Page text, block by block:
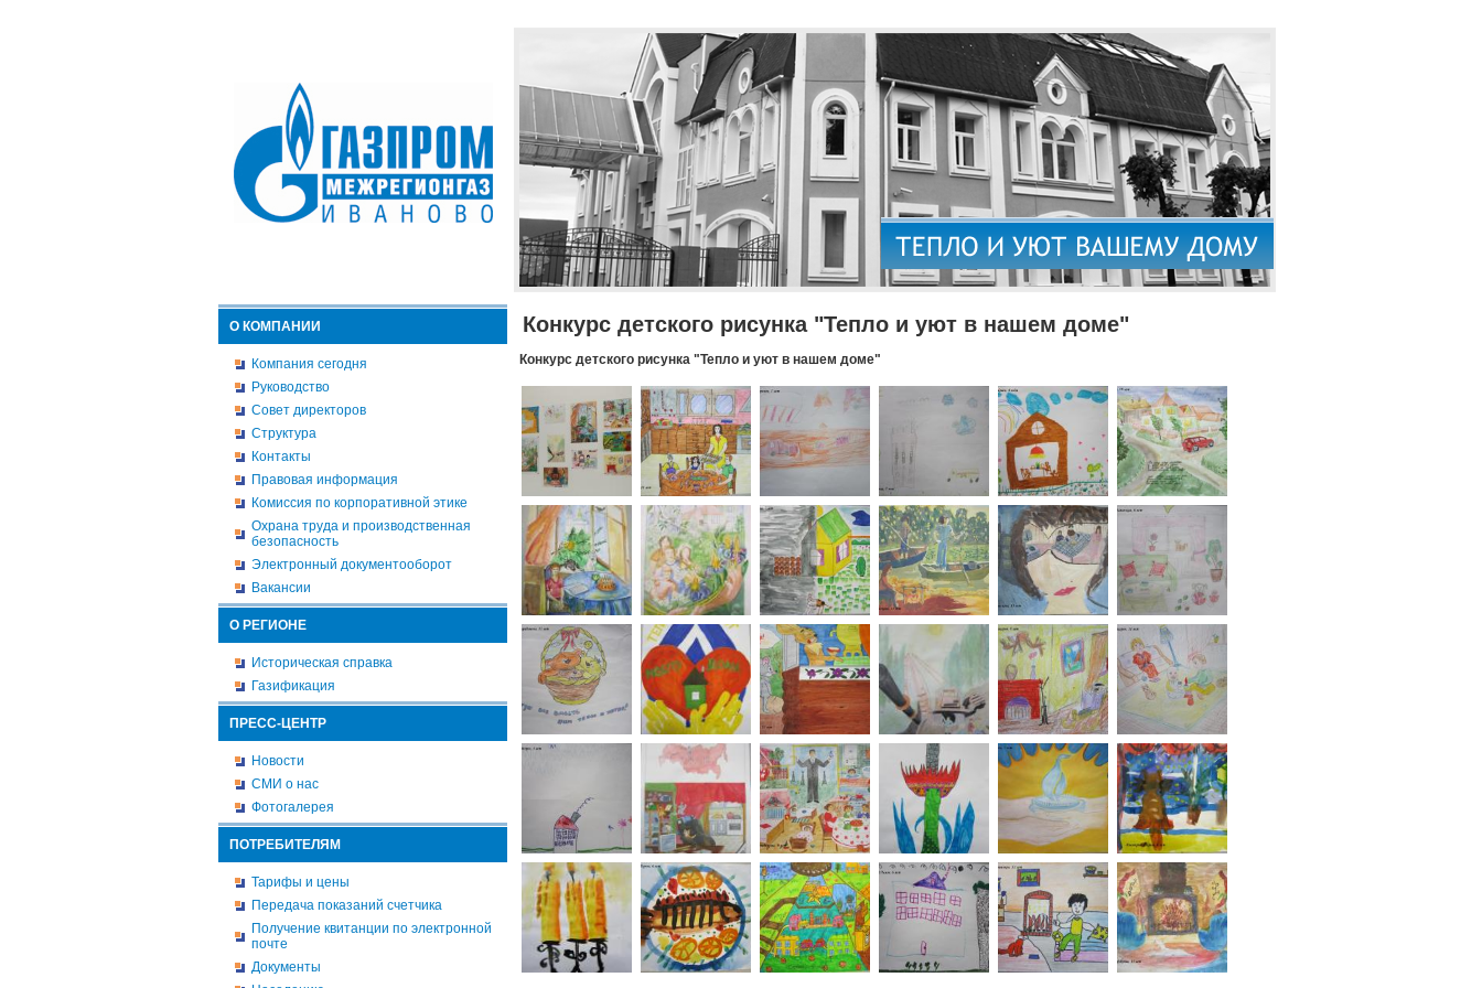
О КОМПАНИИ
Компания сегодня
Руководство
Совет директоров
Структура
Контакты
Правовая информация
Комиссия по корпоративной этике
Охрана труда и производственная
безопасность
Электронный документооборот
Вакансии
О РЕГИОНЕ
Историческая справка
Газификация
ПРЕСС-ЦЕНТР
Новости
СМИ о нас
Фотогалерея
ПОТРЕБИТЕЛЯМ
Тарифы и цены
Передача показаний счетчика
Получение квитанции по электронной
почте
Документы
Конкурс детского рисунка "Тепло и уют в нашем доме"
Конкурс детского рисунка "Тепло и уют в нашем доме"